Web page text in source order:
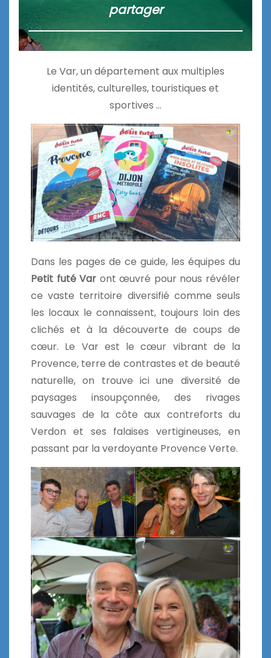
partager
Le Var, un département aux multiples
identités, culturelles, touristiques et
sportives …
Dans les pages de ce guide, les équipes du
Petit futé Var ont œuvré pour nous révéler
ce vaste territoire diversifié comme seuls
les locaux le connaissent, toujours loin des
clichés et à la découverte de coups de
cœur. Le Var est le cœur vibrant de la
Provence, terre de contrastes et de beauté
naturelle, on trouve ici une diversité de
paysages insoupçonnée, des rivages
sauvages de la côte aux contreforts du
Verdon et ses falaises vertigineuses, en
passant par la verdoyante Provence Verte.